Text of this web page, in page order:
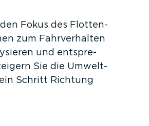
Fokus des Flotten­
zum Fahrver­halten
und entspre­
Sie die Umwelt­
Schritt Richtung